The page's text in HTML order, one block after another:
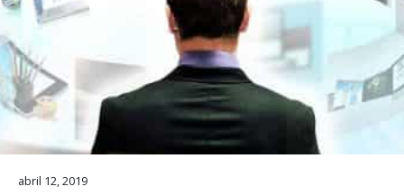
abril 12, 2019